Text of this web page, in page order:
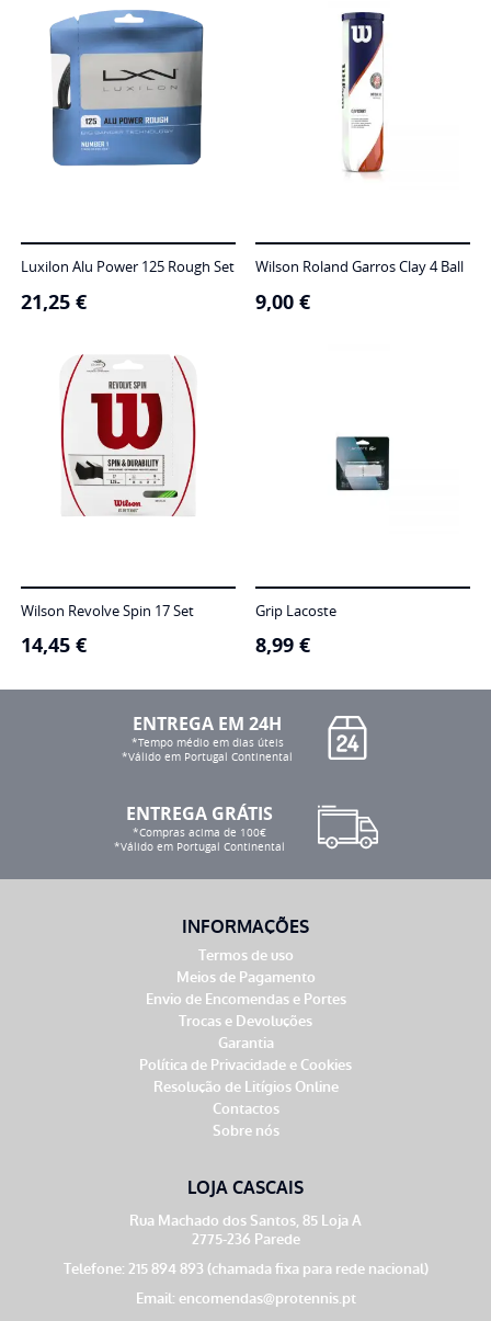
Luxilon Alu Power 125 Rough Set
21,25 €
Wilson Roland Garros Clay 4 Ball
9,00 €
Wilson Revolve Spin 17 Set
14,45 €
Grip Lacoste
8,99 €
ENTREGA EM 24H
*Tempo médio em dias úteis
*Válido em Portugal Continental
ENTREGA GRÁTIS
*Compras acima de 100€
*Válido em Portugal Continental
INFORMAÇÕES
Termos de uso
Meios de Pagamento
Envio de Encomendas e Portes
Trocas e Devoluções
Garantia
Política de Privacidade e Cookies
Resolução de Litígios Online
Contactos
Sobre nós
LOJA CASCAIS
Rua Machado dos Santos, 85 Loja A
2775-236 Parede
Telefone: 215 894 893 (chamada fixa para rede nacional)
Email: encomendas@protennis.pt